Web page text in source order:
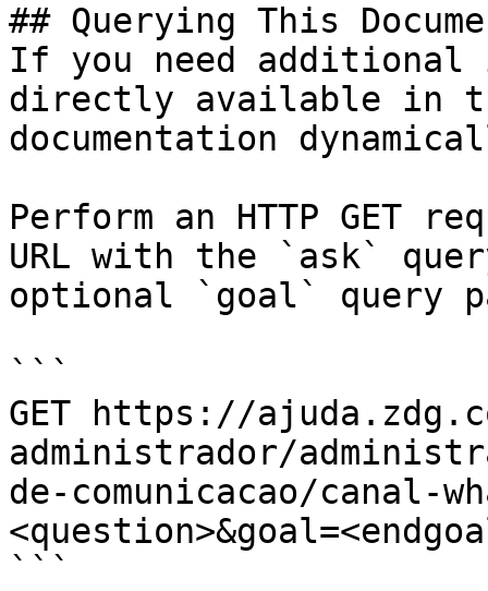
## Querying This
If you need
directly available in
documentation
Perform an HTTP GET
URL with the `ask`
optional `goal` query
```
GET https://
administrador/
de-comunicacao/canal-
```